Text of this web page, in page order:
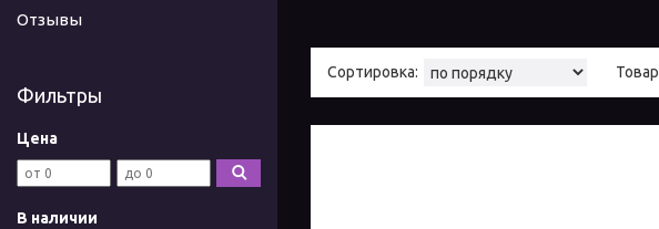
Отзывы
Фильтры
Цена
В наличии